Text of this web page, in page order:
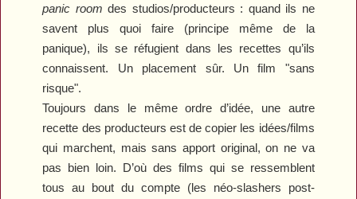
panic room des studios/producteurs : quand ils ne
savent plus quoi faire (principe même de la
panique), ils se réfugient dans les recettes qu’ils
connaissent. Un placement sûr. Un film "sans
risque".
Toujours dans le même ordre d’idée, une autre
recette des producteurs est de copier les idées/films
qui marchent, mais sans apport original, on ne va
pas bien loin. D’où des films qui se ressemblent
tous au bout du compte (les néo-slashers post-